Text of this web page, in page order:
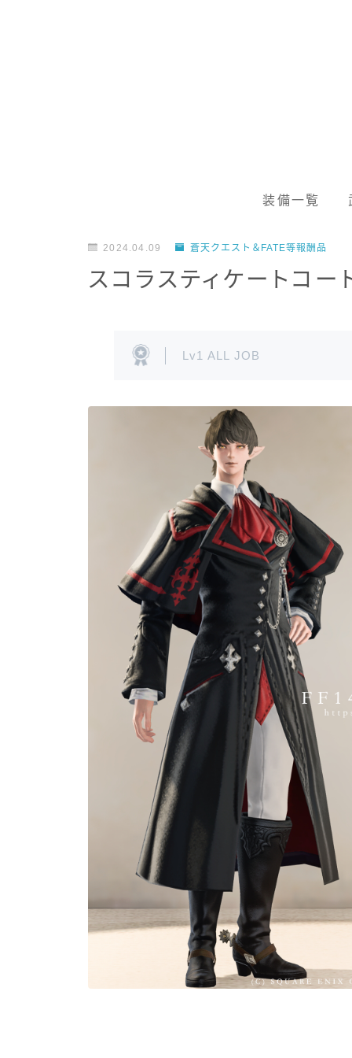
装備一覧
2024.04.09 蒼天クエスト＆FATE等報酬品
スコラスティケートコー
Lv1 ALL JOB